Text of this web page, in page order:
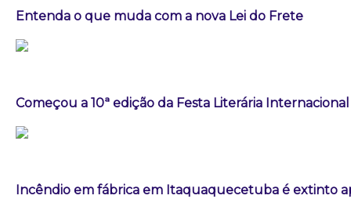
Entenda o que muda com a nova Lei do Frete
Começou a 10ª edição da Festa Literária
Incêndio em fábrica em Itaquaquecetuba é extinto